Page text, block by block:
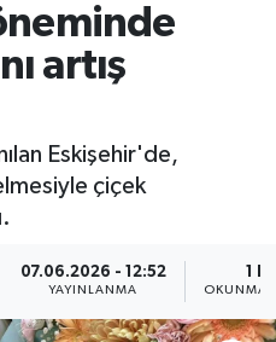
artış
Eskişehir'de,
çiçek
07.06.2026 - 12:52
YAYINLANMA OKUNMA